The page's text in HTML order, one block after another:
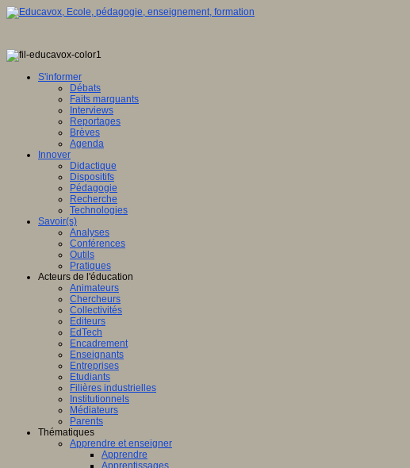
S'informer
Débats
Faits marquants
Interviews
Reportages
Brèves
Agenda
Innover
Didactique
Dispositifs
Pédagogie
Recherche
Technologies
Savoir(s)
Analyses
Conférences
Outils
Pratiques
Acteurs de l'éducation
Animateurs
Chercheurs
Collectivités
Editeurs
EdTech
Encadrement
Enseignants
Entreprises
Etudiants
Filières industrielles
Institutionnels
Médiateurs
Parents
Thématiques
Apprendre et enseigner
Apprendre
Apprentissages